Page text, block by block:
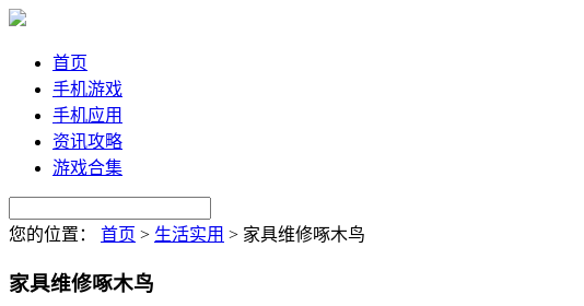
首页
手机游戏
手机应用
资讯攻略
游戏合集
您的位置： 首页 > 生活实用 > 家具维修啄木鸟
家具维修啄木鸟